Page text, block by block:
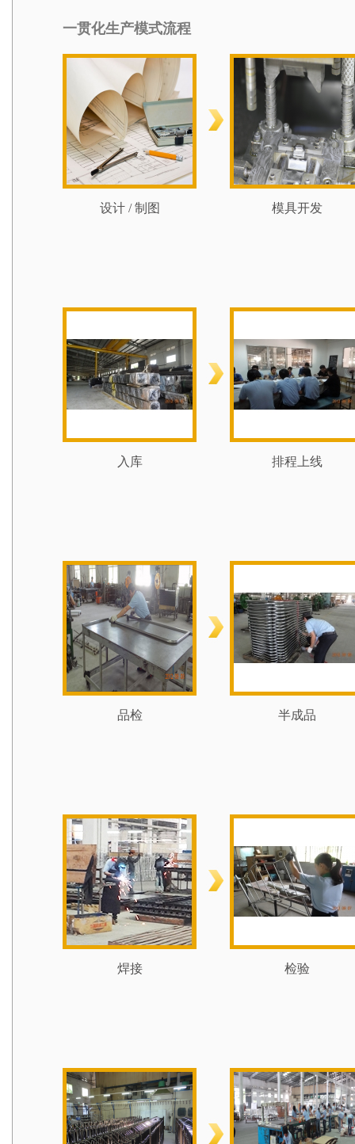
一贯化生产模式流程
设计 / 制图 模具开发
入库 排程上线
品检 半成品
焊接 检验